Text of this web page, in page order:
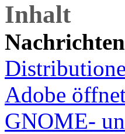
Inhalt
Nachrichten
Adobe
GNOME-